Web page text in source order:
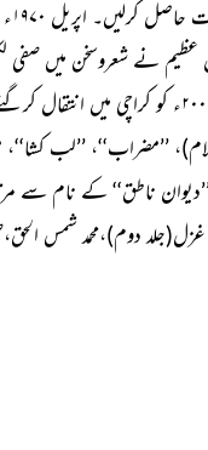
نے شعروسخن میں صفی
عظیم کے چھوٹے بھائی
کلام)، ’’مضراب‘‘، ’’لب
ناطق‘‘ کے نام سے
دوم)،محمد شمس